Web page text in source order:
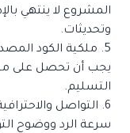
المشروع لا ينتهي
وتحديثات.
5. ملكية الكود المصدري
يجب أن تحصل على
التسليم.
6. التواصل والاحترافية
سرعة الرد ووضوح